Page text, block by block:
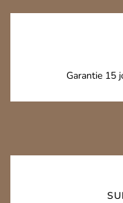
Garantie 15